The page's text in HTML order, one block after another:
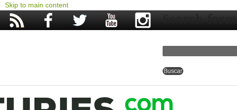
Skip to main content
Search form